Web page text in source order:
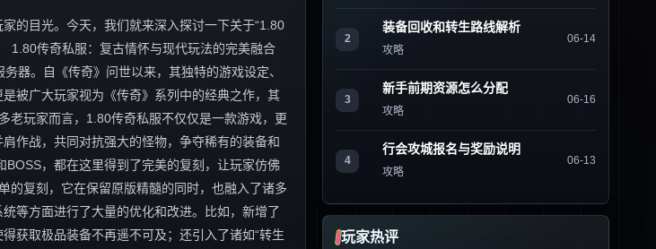
的目光。今天，我们就来深入探讨一下关于“1.80
1.80传奇私服：复古情怀与现代玩法的完美融合
器。自《传奇》问世以来，其独特的游戏设定、
被广大玩家视为《传奇》系列中的经典之作，其
老玩家而言，1.80传奇私服不仅仅是一款游戏，更
作战，共同对抗强大的怪物，争夺稀有的装备和
，都在这里得到了完美的复刻，让玩家仿佛
的复刻，它在保留原版精髓的同时，也融入了诸多
等方面进行了大量的优化和改进。比如，新增了
获取极品装备不再遥不可及；还引入了诸如“转生
2
装备回收和转生路线解析
攻略
06-14
3
新手前期资源怎么分配
攻略
06-16
4
行会攻城报名与奖励说明
攻略
06-13
玩家热评